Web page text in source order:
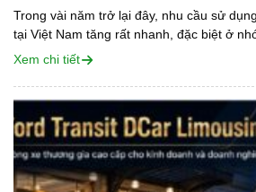
Trong vài năm trở lại đây, nhu cầu sử
tại Việt Nam tăng rất nhanh, đặc biệt ở
công ty vận tải, đơn vị cho...
Xem chi tiết